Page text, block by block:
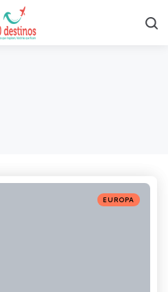
Categories
Posted
in
EUROPA